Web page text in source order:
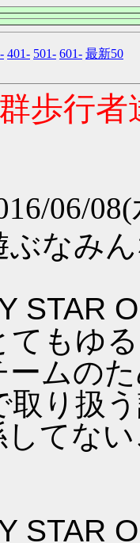
401- 501- 601- 最新50
群歩行
06/
なみ
STAR
てもゆ
ームの
り扱
してな
STAR